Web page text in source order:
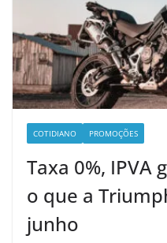
COTIDIANO PROMOÇÕES
Taxa 0%, IPVA
o que a
junho